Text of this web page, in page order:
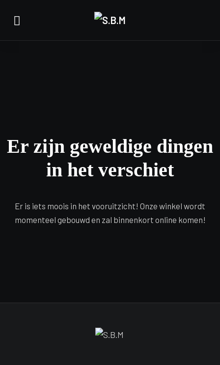
Er zijn geweldige dingen
in het verschiet
Er is iets moois in het vooruitzicht! Onze winkel wordt
momenteel gebouwd en zal binnenkort online komen!